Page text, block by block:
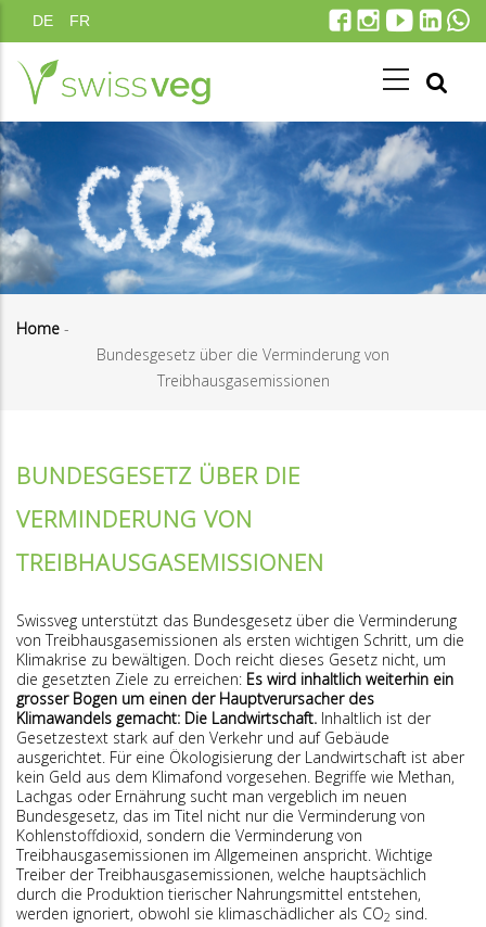
Direkt
zum
Inhalt
DE FR
Pfadnavigation
Home -
Bundesgesetz über die Verminderung von
Treibhausgasemissionen
BUNDESGESETZ ÜBER DIE
VERMINDERUNG VON
TREIBHAUSGASEMISSIONEN
Swissveg unterstützt das Bundesgesetz über die Verminderung
von Treibhausgasemissionen als ersten wichtigen Schritt, um die
Klimakrise zu bewältigen. Doch reicht dieses Gesetz nicht, um
die gesetzten Ziele zu erreichen: Es wird inhaltlich weiterhin ein
grosser Bogen um einen der Hauptverursacher des
Klimawandels gemacht: Die Landwirtschaft. Inhaltlich ist der
Gesetzestext stark auf den Verkehr und auf Gebäude
ausgerichtet. Für eine Ökologisierung der Landwirtschaft ist aber
kein Geld aus dem Klimafond vorgesehen. Begriffe wie Methan,
Lachgas oder Ernährung sucht man vergeblich im neuen
Bundesgesetz, das im Titel nicht nur die Verminderung von
Kohlenstoffdioxid, sondern die Verminderung von
Treibhausgasemissionen im Allgemeinen anspricht. Wichtige
Treiber der Treibhausgasemissionen, welche hauptsächlich
durch die Produktion tierischer Nahrungsmittel entstehen,
werden ignoriert, obwohl sie klimaschädlicher als CO2 sind.